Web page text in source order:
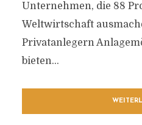
Unternehmen, die 88
Weltwirtschaft
Privatanlegern
bieten...